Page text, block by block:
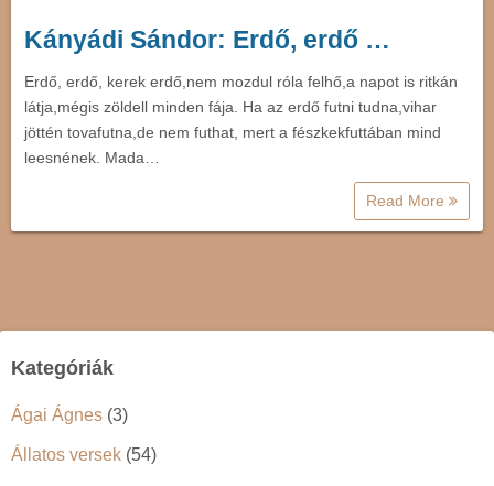
Kányádi Sándor: Erdő, erdő …
Erdő, erdő, kerek erdő,nem mozdul róla felhő,a napot is ritkán
látja,mégis zöldell minden fája. Ha az erdő futni tudna,vihar
jöttén tovafutna,de nem futhat, mert a fészkekfuttában mind
leesnének. Mada…
Read More
Kategóriák
Ágai Ágnes (3)
Állatos versek (54)